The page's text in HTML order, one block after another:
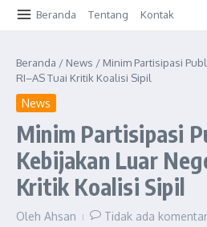
Beranda Tentang Kontak
Beranda / News / Minim Partisipasi
RI–AS Tuai Kritik Koalisi Sipil
News
Minim Partisipasi
Kebijakan Luar
Kritik Koalisi Sipil
Oleh Ahsan Tidak ada komentar